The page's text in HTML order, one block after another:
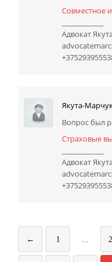
Совместное
Адвокат
Якута-
Вопрос был
Страховые
Адвокат
← 1